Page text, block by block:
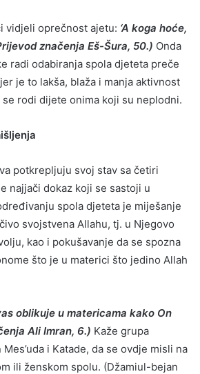
vidjeli oprečnost ajetu: ‘A koga hoće,
značenja Eš-Šura, 50.) Onda
radi odabiranja spola djeteta preče
je to lakša, blaža i manja aktivnost
rodi dijete onima koji su neplodni.
potkrepljuju svoj stav sa četiri
najjači dokaz koji se sastoji u
spola djeteta je miješanje
svojstvena Allahu, tj. u Njegovo
kao i pokušavanje da se spozna
što je u materici što jedino Allah
oblikuje u matericama kako On
Ali Imran, 6.) Kaže grupa
i Katade, da se ovdje misli na
ili ženskom spolu. (Džamiul-bejan